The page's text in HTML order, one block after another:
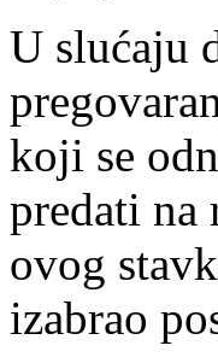
U slućaju
koji se
predati na
ovog
izabrao